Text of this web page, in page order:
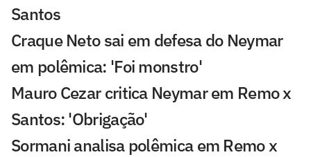
Santos
Craque Neto sai em defesa do Neymar
em polêmica: 'Foi monstro'
Mauro Cezar critica Neymar em Remo x
Santos: 'Obrigação'
Sormani analisa polêmica em Remo x